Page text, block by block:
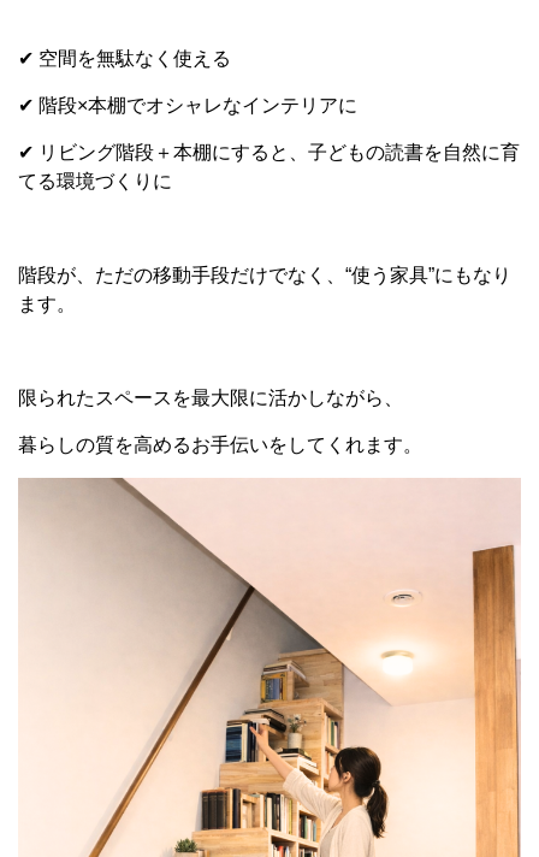
✔ 空間を無駄なく使える
✔ 階段×本棚でオシャレなインテリアに
✔ リビング階段＋本棚にすると、子どもの読書を自然に育
てる環境づくりに
階段が、ただの移動手段だけでなく、“使う家具”にもなり
ます。
限られたスペースを最大限に活かしながら、
暮らしの質を高めるお手伝いをしてくれます。